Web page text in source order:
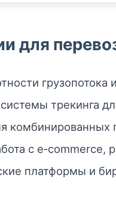
для
грузопотока
трекинга
комбинированных
с
платформы и